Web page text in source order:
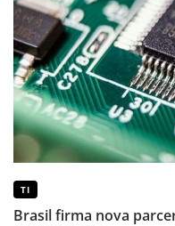
TI
Brasil firma nova